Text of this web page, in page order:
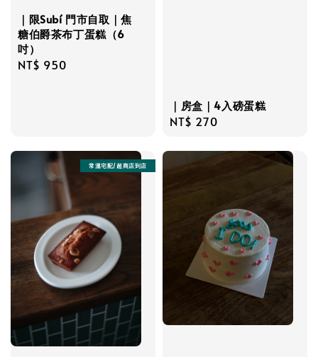
｜限Subí 門市自取｜焦
糖伯爵茶布丁蛋糕（6
吋）
Regular
NT$ 950
｜房盒｜4入磅蛋糕
Regular
NT$ 270
常溫宅配/超商店到店